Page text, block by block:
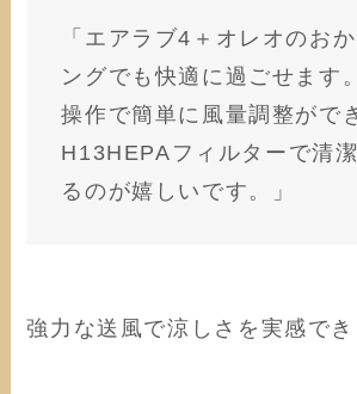
「エアラブ4＋オレオのお
ングでも快適に過ごせます
操作で簡単に風量調整がで
H13HEPAフィルターで清
るのが嬉しいです。」
強力な送風で涼しさを実感でき